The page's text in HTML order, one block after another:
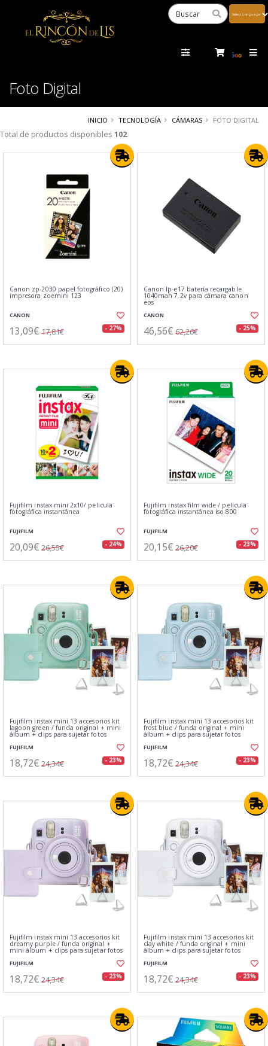
Foto Digital
INICIO TECNOLOGÍA CÁMARAS FOTO DIGITAL
Total de productos disponibles 102
Canon zp-2030 papel fotográfico (20)
impresora zoemini 123
CANON
13,09€ 17,81€ - 27%
Canon lp-e17 batería recargable
1040mah 7.2v para cámara canon
eos
CANON
46,56€ 62,26€ - 25%
Fujifilm instax mini 2x10/ pelicula
fotográfica instantánea
FUJIFILM
20,09€ 26,55€ - 24%
Fujifilm instax film wide / película
fotográfica instantánea iso 800
FUJIFILM
20,15€ 26,20€ - 23%
Fujifilm instax mini 13 accesorios kit
lagoon green / funda original + mini
álbum + clips para sujetar fotos
FUJIFILM
18,72€ 24,34€ - 23%
Fujifilm instax mini 13 accesorios kit
frost blue / funda original + mini
álbum + clips para sujetar fotos
FUJIFILM
18,72€ 24,34€ - 23%
Fujifilm instax mini 13 accesorios kit
dreamy purple / funda original +
mini álbum + clips para sujetar fotos
FUJIFILM
18,72€ 24,34€ - 23%
Fujifilm instax mini 13 accesorios kit
clay white / funda original + mini
álbum + clips para sujetar fotos
FUJIFILM
18,72€ 24,34€ - 23%